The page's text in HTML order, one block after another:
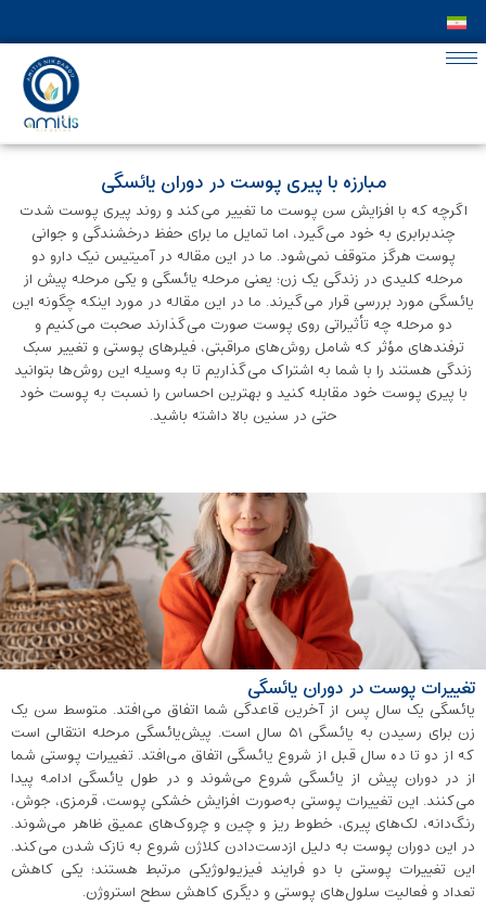
مبارزه با پیری پوست در دوران یائسگی
اگرچه که با افزایش سن پوست ما تغییر می‌کند و روند پیری پوست شدت
چندبرابری به خود می‌گیرد، اما تمایل ما برای حفظ درخشندگی و جوانی
پوست هرگز متوقف نمی‌شود. ما در این مقاله در آمیتیس نیک دارو دو
مرحله کلیدی در زندگی یک زن؛ یعنی مرحله یائسگی و یکی مرحله پیش از
یائسگی مورد بررسی قرار می‌گیرند. ما در این مقاله در مورد اینکه چگونه این
دو مرحله چه تأثیراتی روی پوست صورت می‌گذارند صحبت می‌کنیم و
ترفندهای مؤثر که شامل روش‌های مراقبتی، فیلرهای پوستی و تغییر سبک
زندگی هستند را با شما به اشتراک می‌گذاریم تا به وسیله این روش‌ها بتوانید
با پیری پوست خود مقابله کنید و بهترین احساس را نسبت به پوست خود
حتی در سنین بالا داشته باشید.
تغییرات پوست در دوران یائسگی
یائسگی یک سال پس از آخرین قاعدگی شما اتفاق می‌افتد. متوسط سن یک
زن برای رسیدن به یائسگی ۵۱ سال است. پیش‌یائسگی مرحله انتقالی است
که از دو تا ده سال قبل از شروع یائسگی اتفاق می‌افتد. تغییرات پوستی شما
از در دوران پیش از یائسگی شروع می‌شوند و در طول یائسگی ادامه پیدا
می‌کنند. این تغییرات پوستی به‌صورت افزایش خشکی پوست، قرمزی، جوش،
رنگ‌دانه، لک‌های پیری، خطوط ریز و چین و چروک‌های عمیق ظاهر می‌شوند.
در این دوران پوست به دلیل ازدست‌دادن کلاژن شروع به نازک شدن می‌کند.
این تغییرات پوستی با دو فرایند فیزیولوژیکی مرتبط هستند؛ یکی کاهش
تعداد و فعالیت سلول‌های پوستی و دیگری کاهش سطح استروژن.